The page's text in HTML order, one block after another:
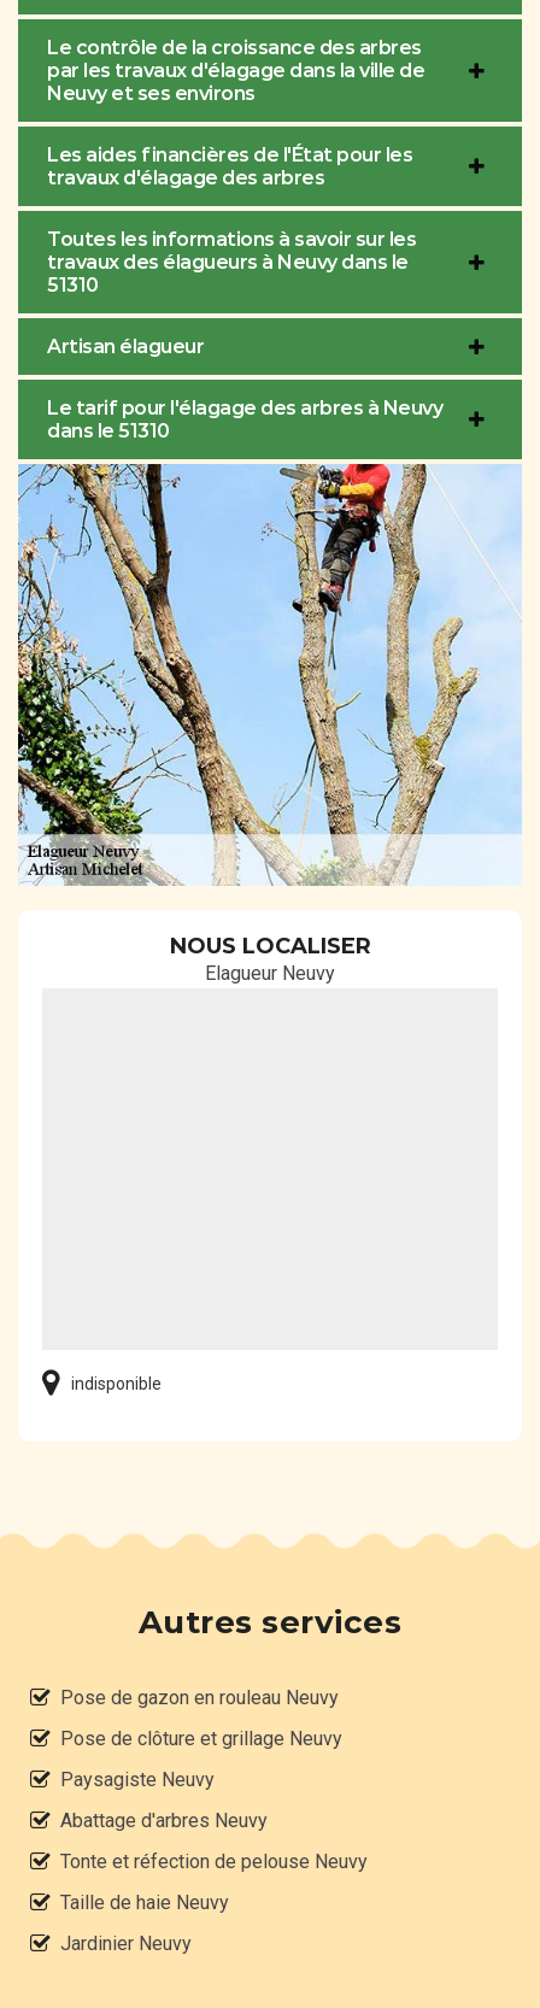
Le contrôle de la croissance des arbres
par les travaux d'élagage dans la ville de
Neuvy et ses environs
Les aides financières de l'État pour les
travaux d'élagage des arbres
Toutes les informations à savoir sur les
travaux des élagueurs à Neuvy dans le
51310
Artisan élagueur
Le tarif pour l'élagage des arbres à Neuvy
dans le 51310
NOUS LOCALISER
Elagueur Neuvy
indisponible
Autres services
Pose de gazon en rouleau Neuvy
Pose de clôture et grillage Neuvy
Paysagiste Neuvy
Abattage d'arbres Neuvy
Tonte et réfection de pelouse Neuvy
Taille de haie Neuvy
Jardinier Neuvy